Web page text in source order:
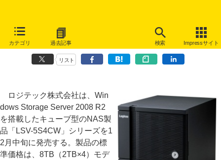
カテゴリ 過去記事 検索 Impressサイト
ロジテック、Windows Storage Server 2008 R2搭載のキューブ型
NASを発売
リスト
ロジテック株式会社は、Win
dows Storage Server 2008 R2
を搭載したキューブ型のNAS製
品「LSV-5S4CW」シリーズを1
2月中旬に発売する。製品の標
準価格は、8TB（2TB×4）モデ